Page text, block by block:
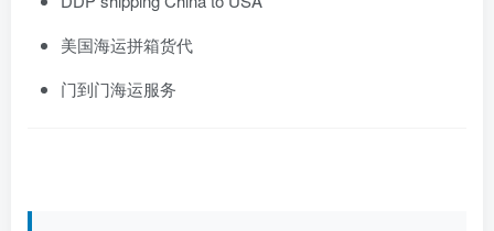
美国海运拼箱货代
门到门海运服务